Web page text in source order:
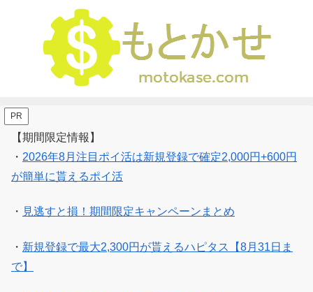
PR
【期間限定情報】
・ 2026年8月注目ポイ活は新規登録で確定2,000円+600円
が簡単に貰えるポイ活
・ 見逃すと損！期間限定キャンペーンまとめ
・ 新規登録で最大2,300円が貰えるハピタス【8月31日ま
で】